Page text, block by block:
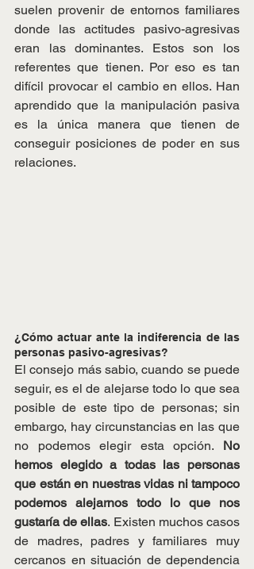
suelen provenir de entornos familiares
donde las actitudes pasivo-agresivas
eran las dominantes. Estos son los
referentes que tienen. Por eso es tan
difícil provocar el cambio en ellos. Han
aprendido que la manipulación pasiva
es la única manera que tienen de
conseguir posiciones de poder en sus
relaciones.
¿Cómo actuar ante la indiferencia de las
personas pasivo-agresivas?
El consejo más sabio, cuando se puede
seguir, es el de alejarse todo lo que sea
posible de este tipo de personas; sin
embargo, hay circunstancias en las que
no podemos elegir esta opción. No
hemos elegido a todas las personas
que están en nuestras vidas ni tampoco
podemos alejarnos todo lo que nos
gustaría de ellas. Existen muchos casos
de madres, padres y familiares muy
cercanos en situación de dependencia